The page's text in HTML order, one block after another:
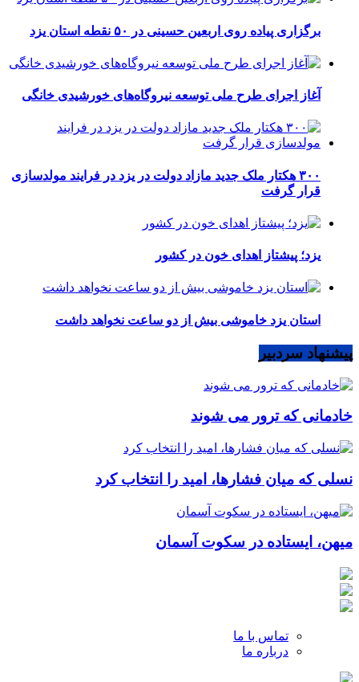
برگزاری پیاده روی اربعین حسینی در ۵۰ نقطه استان یزد
آغاز اجرای طرح ملی توسعه نیروگاه‌های خورشیدی خانگی
۳۰۰ هکتار ملک جدید مازاد دولت در یزد در فرایند مولدسازی
قرار گرفت
یزد؛ پیشتاز اهدای خون در کشور
استان یزد خاموشی بیش از دو ساعت نخواهد داشت
پیشنهاد سردبیر
خادمانی که ترور می شوند
نسلی که میان فشارها، امید را انتخاب کرد
میهن، ایستاده در سکوت آسمان
تماس با ما
درباره ما